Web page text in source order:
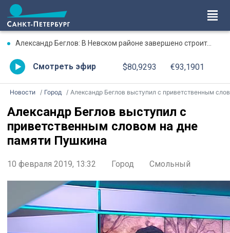
Александр Беглов: В Невском районе завершено строительство социальной инфраструктуры в крупном жилом комплексе на Октябрьской набережной
Смотреть эфир $80,9293 €93,1901
Новости Город Александр Беглов выступил с приветственным словом на дне памяти Пушкина
Александр Беглов выступил с
приветственным словом на дне
памяти Пушкина
10 февраля 2019, 13:32 Город Смольный